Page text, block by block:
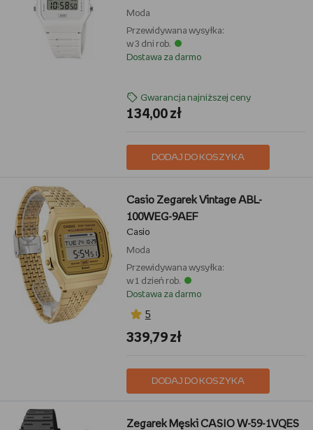
Moda
Przewidywana wysyłka:
w 3 dni rob.
Dostawa za darmo
Gwarancja najniższej ceny
134,00 zł
DODAJ DO KOSZYKA
Casio Zegarek Vintage ABL-
100WEG-9AEF
Casio
Moda
Przewidywana wysyłka:
w 1 dzień rob.
Dostawa za darmo
5
339,79 zł
DODAJ DO KOSZYKA
Zegarek Męski CASIO W-59-1VQES